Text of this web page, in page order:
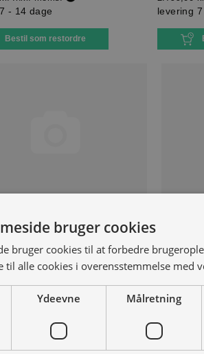
- 14 dage
Bestil som restordre
levering
Inkl. moms.
- 14 dage
Bestil som restordre
2.599,00
levering
3
bruger cookies
bruger cookies til at forbedre
til alle cookies i overensstemmelse med
Ydeevne Målretning